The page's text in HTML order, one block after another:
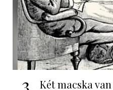
3
Két macska